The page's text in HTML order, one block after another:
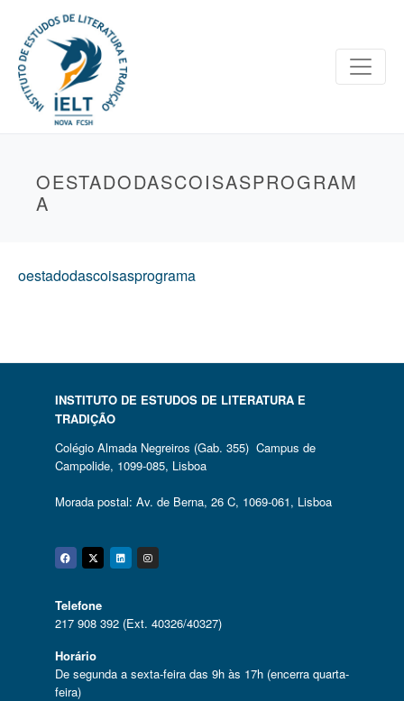
OESTADODASCOISASPROGRAM
A
oestadodascoisasprograma
INSTITUTO DE ESTUDOS DE LITERATURA E
TRADIÇÃO
Colégio Almada Negreiros (Gab. 355) Campus de
Campolide, 1099-085, Lisboa
Morada postal: Av. de Berna, 26 C, 1069-061, Lisboa
Facebook
Twitter
Linkedin
Instagram
Telefone
217 908 392 (Ext. 40326/40327)
Horário
De segunda a sexta-feira das 9h às 17h (encerra quarta-
feira)